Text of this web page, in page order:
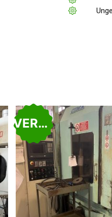
VERKAUFT